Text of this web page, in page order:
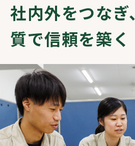
社内外をつなぎ、
質で信頼を築く